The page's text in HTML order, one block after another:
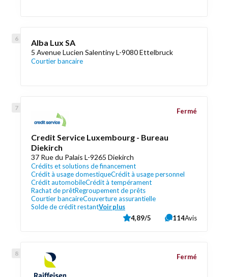
Alba Lux SA
5 Avenue Lucien Salentiny L-9080 Ettelbruck
Courtier bancaire
Credit Service Luxembourg - Bureau
Diekirch
37 Rue du Palais L-9265 Diekirch
Crédits et solutions de financement
Crédit à usage domestiqueCrédit à usage personnel
Crédit automobileCrédit à tempérament
Rachat de prêtRegroupement de prêts
Courtier bancaireCouverture assurantielle
Solde de crédit restantVoir plus
Fermé
4,89/5 114Avis
Fermé